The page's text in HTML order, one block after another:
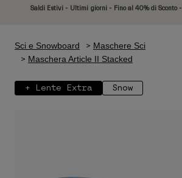
Nuovi Arrivi
Caschi
Caschi da Strada
Nuovi Arrivi
Caschi
Sci
Saldi Estivi - Ultimi giorni - Fino al 40% di Sconto -
Sci e Snowboard
Maschere Sci
Maschera Article II Stacked
+ Lente Extra Snow